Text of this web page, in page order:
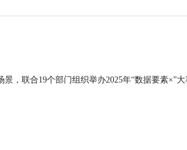
，联合19个部门组织举办2025年“数据要素×”大